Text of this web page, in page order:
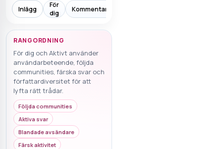
Inlägg
För
dig
Kommentarer
RANGORDNING
För dig och Aktivt använder
användarbeteende, följda
communities, färska svar och
författardiversitet för att
lyfta rätt trådar.
Följda communities
Aktiva svar
Blandade avsändare
Färsk aktivitet